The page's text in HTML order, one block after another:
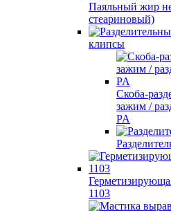
Паяльный жир
стеариновый)
клипсы
Скоба-
зажим /
PA
1103